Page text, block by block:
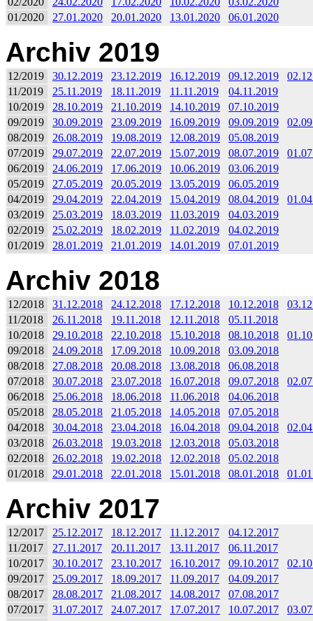
01/2020
27.01.2020 20.01.2020 13.01.2020 06.01.2020
Archiv 2019
12/2019 30.12.2019 23.12.2019 16.12.2019 09.12.2019
11/2019
25.11.2019 18.11.2019 11.11.2019
04.11.2019
10/2019
28.10.2019 21.10.2019 14.10.2019
07.10.2019
09/2019
30.09.2019 23.09.2019 16.09.2019 09.09.2019
08/2019
26.08.2019 19.08.2019 12.08.2019
05.08.2019
07/2019
29.07.2019 22.07.2019 15.07.2019 08.07.2019
06/2019
24.06.2019 17.06.2019 10.06.2019
03.06.2019
05/2019
27.05.2019 20.05.2019 13.05.2019
06.05.2019
04/2019
29.04.2019 22.04.2019 15.04.2019 08.04.2019
03/2019
25.03.2019 18.03.2019 11.03.2019
04.03.2019
02/2019
25.02.2019 18.02.2019 11.02.2019
04.02.2019
01/2019
28.01.2019 21.01.2019 14.01.2019 07.01.2019
Archiv 2018
12/2018 31.12.2018 24.12.2018 17.12.2018 10.12.2018
11/2018
26.11.2018 19.11.2018 12.11.2018
05.11.2018
10/2018
29.10.2018 22.10.2018 15.10.2018 08.10.2018
09/2018
24.09.2018 17.09.2018 10.09.2018
03.09.2018
08/2018
27.08.2018 20.08.2018 13.08.2018
06.08.2018
07/2018
30.07.2018 23.07.2018 16.07.2018 09.07.2018
06/2018
25.06.2018 18.06.2018 11.06.2018
04.06.2018
05/2018
28.05.2018 21.05.2018 14.05.2018
07.05.2018
04/2018
30.04.2018 23.04.2018 16.04.2018 09.04.2018
03/2018
26.03.2018 19.03.2018 12.03.2018
05.03.2018
02/2018
26.02.2018 19.02.2018 12.02.2018
05.02.2018
01/2018
29.01.2018 22.01.2018 15.01.2018 08.01.2018
Archiv 2017
12/2017 25.12.2017 18.12.2017 11.12.2017
04.12.2017
11/2017
27.11.2017 20.11.2017 13.11.2017
06.11.2017
10/2017
30.10.2017 23.10.2017 16.10.2017 09.10.2017
09/2017
25.09.2017 18.09.2017 11.09.2017
04.09.2017
08/2017
28.08.2017 21.08.2017 14.08.2017
07.08.2017
07/2017
31.07.2017 24.07.2017 17.07.2017 10.07.2017